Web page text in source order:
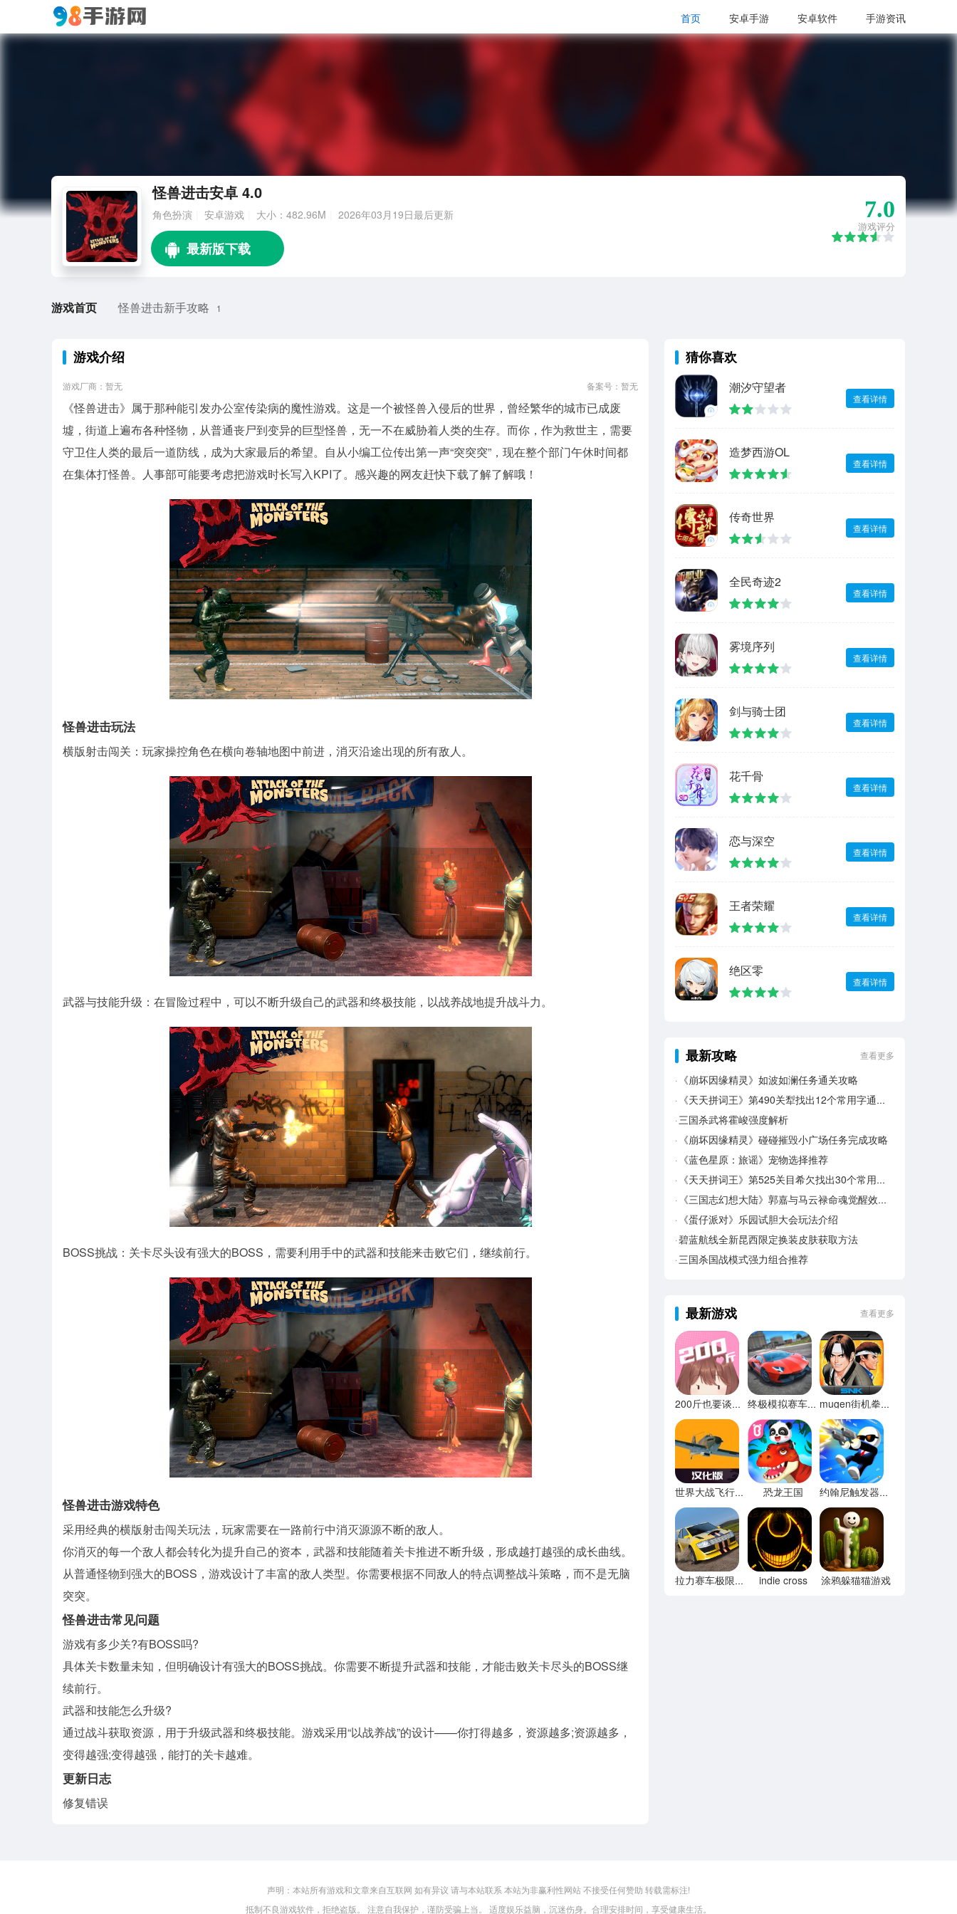
首页 安卓手游 安卓软件 手游资讯
怪兽进击安卓 4.0
角色扮演 安卓游戏 大小：482.96M 2026年03月19日最后更新 7.0
游戏评分
游戏首页 怪兽进击新手攻略 1
游戏介绍
游戏厂商：暂无 备案号：暂无
《怪兽进击》属于那种能引发办公室传染病的魔性游戏。这是一个被怪兽入侵后的世界，曾经繁华的城市已成废
墟，街道上遍布各种怪物，从普通丧尸到变异的巨型怪兽，无一不在威胁着人类的生存。而你，作为救世主，需要
守卫住人类的最后一道防线，成为大家最后的希望。自从小编工位传出第一声“突突突”，现在整个部门午休时间都
在集体打怪兽。人事部可能要考虑把游戏时长写入KPI了。感兴趣的网友赶快下载了解了解哦！
怪兽进击玩法
横版射击闯关：玩家操控角色在横向卷轴地图中前进，消灭沿途出现的所有敌人。
武器与技能升级：在冒险过程中，可以不断升级自己的武器和终极技能，以战养战地提升战斗力。
BOSS挑战：关卡尽头设有强大的BOSS，需要利用手中的武器和技能来击败它们，继续前行。
怪兽进击游戏特色
采用经典的横版射击闯关玩法，玩家需要在一路前行中消灭源源不断的敌人。
你消灭的每一个敌人都会转化为提升自己的资本，武器和技能随着关卡推进不断升级，形成越打越强的成长曲线。
从普通怪物到强大的BOSS，游戏设计了丰富的敌人类型。你需要根据不同敌人的特点调整战斗策略，而不是无脑
突突。
怪兽进击常见问题
游戏有多少关?有BOSS吗?
具体关卡数量未知，但明确设计有强大的BOSS挑战。你需要不断提升武器和技能，才能击败关卡尽头的BOSS继
续前行。
武器和技能怎么升级?
通过战斗获取资源，用于升级武器和终极技能。游戏采用“以战养战”的设计——你打得越多，资源越多;资源越多，
变得越强;变得越强，能打的关卡越难。
更新日志
修复错误
猜你喜欢
潮汐守望者
查看详情
造梦西游OL
查看详情
传奇世界
查看详情
全民奇迹2
查看详情
雾境序列
查看详情
剑与骑士团
查看详情
花千骨
查看详情
恋与深空
查看详情
王者荣耀
查看详情
绝区零
查看详情
最新攻略 查看更多
《崩坏因缘精灵》如波如澜任务通关攻略
《天天拼词王》第490关犁找出12个常用字通关攻略
三国杀武将霍峻强度解析
《崩坏因缘精灵》碰碰摧毁小广场任务完成攻略
《蓝色星原：旅谣》宠物选择推荐
《天天拼词王》第525关目希欠找出30个常用字通关攻略
《三国志幻想大陆》郭嘉与马云禄命魂觉醒效果一览
《蛋仔派对》乐园试胆大会玩法介绍
碧蓝航线全新昆西限定换装皮肤获取方法
三国杀国战模式强力组合推荐
最新游戏 查看更多
200斤也要谈恋爱免广告 终极模拟赛车无限金币 mugen街机拳皇97
世界大战飞行模拟器内置菜单 恐龙王国 约翰尼触发器无限宝石
拉力赛车极限竞速内置菜单 indie cross 涂鸦躲猫猫游戏
声明：本站所有游戏和文章来自互联网 如有异议 请与本站联系 本站为非赢利性网站 不接受任何赞助 转载需标注!
抵制不良游戏软件，拒绝盗版。 注意自我保护，谨防受骗上当。 适度娱乐益脑，沉迷伤身。合理安排时间，享受健康生活。